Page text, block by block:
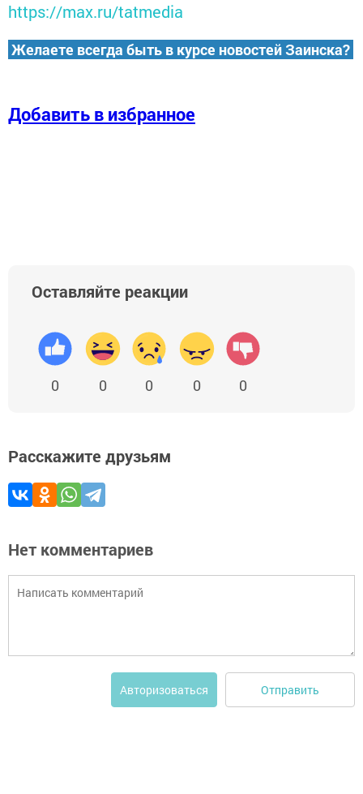
https://max.ru/tatmedia
Желаете всегда быть в курсе новостей Заинска?
Добавить в избранное
Оставляйте реакции
0 0 0 0 0
Расскажите друзьям
Нет комментариев
Авторизоваться Отправить